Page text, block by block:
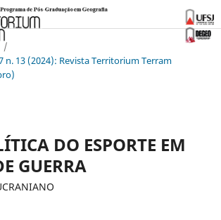
/
n. 13 (2024): Revista Territorium Terram
DO ESPORTE EM
GUERRA